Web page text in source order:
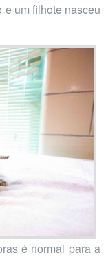
um filhote nasceu
é normal para a